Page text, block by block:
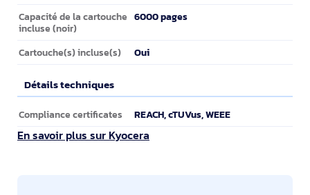
Capacité de la cartouche
incluse (noir)
6000 pages
Cartouche(s) incluse(s) Oui
Détails techniques
Détails techniques
Compliance certificates REACH, cTUVus, WEEE
En savoir plus sur Kyocera